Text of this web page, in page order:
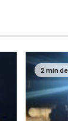
2 min